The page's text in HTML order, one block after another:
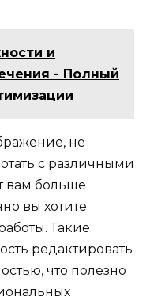
и
- Полный
не
с различными
вам больше
вы хотите
Такие
редактировать
что полезно